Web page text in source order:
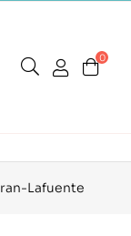
0
Lafuente